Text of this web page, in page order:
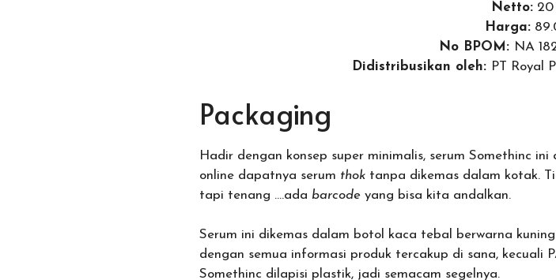
Netto: 20
Harga:
No BPOM: NA
Didistribusikan oleh: PT Royal
Packaging
Hadir dengan konsep super minimalis, serum Somethinc
online dapatnya serum thok tanpa dikemas dalam kotak.
tapi tenang ….ada barcode yang bisa kita andalkan.
Serum ini dikemas dalam botol kaca tebal berwarna
dengan semua informasi produk tercakup di sana, kecuali
Somethinc dilapisi plastik, jadi semacam segelnya.